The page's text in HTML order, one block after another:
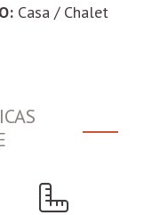
Casa / Chalet